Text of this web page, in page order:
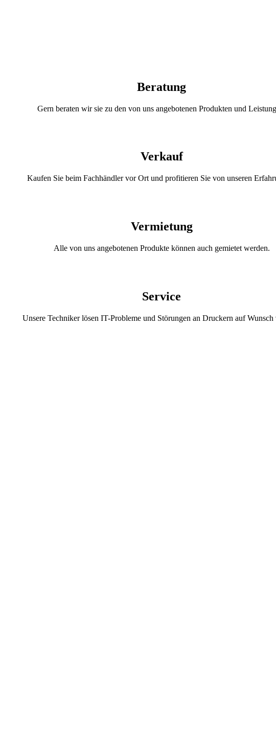
Beratung
Gern beraten wir sie zu den von uns angebotenen Produkten und
Verkauf
Kaufen Sie beim Fachhändler vor Ort und profitieren Sie von unseren
Vermietung
Alle von uns angebotenen Produkte können auch gemietet werden.
Service
Unsere Techniker lösen IT-Probleme und Störungen an Druckern auf